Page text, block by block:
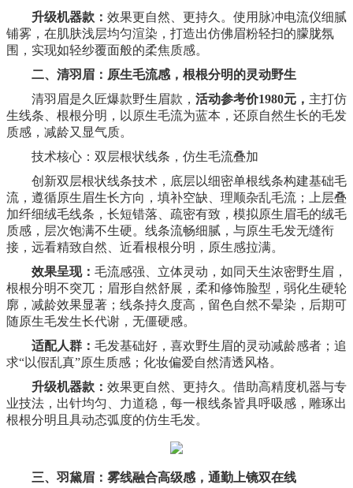
升级机器款： 效果更自然、更持久。使用脉冲电流仪细腻
铺雾，在肌肤浅层均匀渲染，打造出仿佛眉粉轻扫的朦胧氛
围 ， 实现如轻纱覆面般的柔焦质感。
二、清羽眉：原生毛流感，根根分明的灵动野生
清羽眉是久匠爆款野生眉款， 活动参考价1980元 ， 主打仿
生线条、根根分明，以原生毛流为蓝本，还原自然生长的毛发
质感，减龄又显气质。
技术核心：双层根状线条，仿生毛流叠加
创新双层根状线条技术，底层以细密单根线条构建基础毛
流，遵循原生眉生长方向，填补空缺、理顺杂乱毛流；上层叠
加纤细绒毛线条，长短错落、疏密有致，模拟原生眉毛的绒毛
质感，层次饱满不生硬。线条流畅细腻，与原生毛发无缝衔
接，远看精致自然 、近看根根分明，原生感拉满。
效果呈现： 毛流感强、立体灵动，如同天生浓密野生眉，
根根分明不突兀；眉形自然舒展，柔和修饰脸型，弱化生硬轮
廓，减龄效果显著；线条持久度高，留色自然不晕染，后期可
随原生毛发生长代谢，无僵硬感。
适配人群： 毛发基础好， 喜欢野生眉的灵动减龄感者 ；追
求“以假乱真”原生质感；化妆偏爱自然清透风格。
升级机器款： 效果更自然、更持久。借助高精度机器与专
业技法，出针均匀、力道稳，每一根线条皆具呼吸感，雕琢出
根根分明且具动态弧度的仿生毛发。
三、羽黛眉：雾线融合高级感，通勤上镜双在线